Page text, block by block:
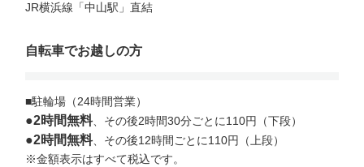
JR横浜線「中山駅」直結
自転車でお越しの方
●2時間無料
●2時間無料、その後12時間ごとに110円（上段）
※金額表示はすべて税込です。